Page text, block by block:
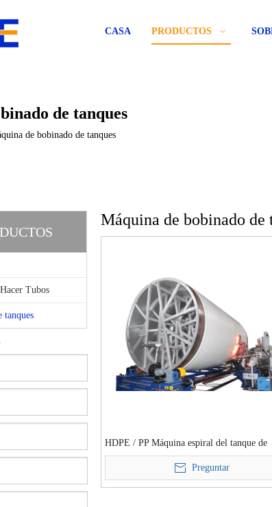
CASA PRODUCTOS
de tanques
de bobinado de tanques
Tubos
tanques
Máquina de bobinado de
HDPE / PP Máquina espiral del tanque de
enrollamiento
Preguntar